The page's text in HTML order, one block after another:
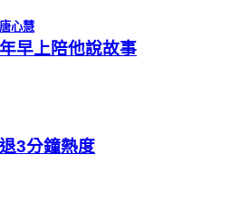
心慧
早上陪他說故事
3分鐘熱度